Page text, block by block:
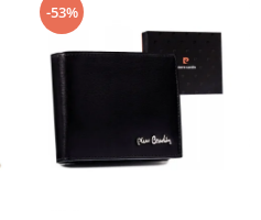
-53%